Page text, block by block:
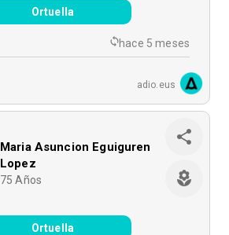
Ortuella
hace 5 meses
adio.eus
Maria Asuncion Eguiguren
Lopez
75 Años
Ortuella